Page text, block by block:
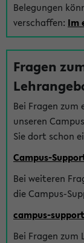
Belegungen
verschaffen: Im
Fragen
Bei Fragen zum
unseren
Sie dort schon
Campus-
Bei weiteren
die Campus-
campus-
Bei Fragen zum